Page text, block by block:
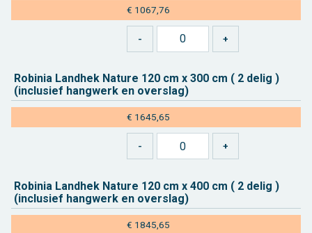
€ 1067,76
Ro­bi­nia Land­hek Na­tu­re 120 cm x 300 cm ( 2 delig )
(in­clu­sief hang­werk en over­slag)
€ 1645,65
Ro­bi­nia Land­hek Na­tu­re 120 cm x 400 cm ( 2 delig )
(in­clu­sief hang­werk en over­slag)
€ 1845,65